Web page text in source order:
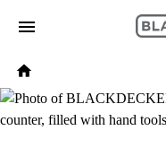
Search
Breadcrumb